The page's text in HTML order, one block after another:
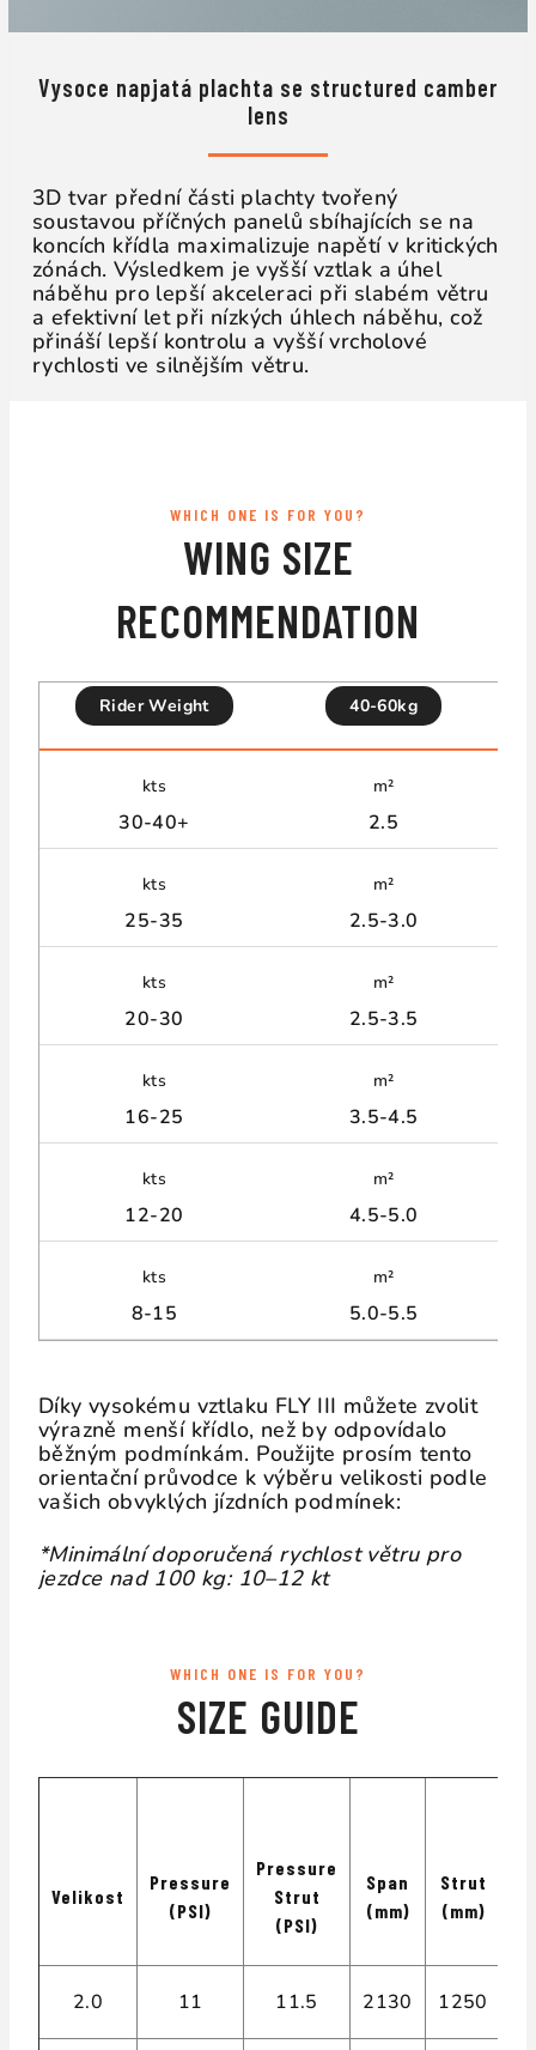
Vysoce napjatá plachta se structured camber
lens
3D tvar přední části plachty tvořený
soustavou příčných panelů sbíhajících se na
koncích křídla maximalizuje napětí v kritických
zónách. Výsledkem je vyšší vztlak a úhel
náběhu pro lepší akceleraci při slabém větru
a efektivní let při nízkých úhlech náběhu, což
přináší lepší kontrolu a vyšší vrcholové
rychlosti ve silnějším větru.
WHICH ONE IS FOR YOU?
WING SIZE
RECOMMENDATION
Rider Weight 40-60kg
kts
30-40+
m²
2.5
kts
25-35
m²
2.5-3.0
kts
20-30
m²
2.5-3.5
kts
16-25
m²
3.5-4.5
kts
12-20
m²
4.5-5.0
kts
8-15
m²
5.0-5.5
Díky vysokému vztlaku FLY III můžete zvolit
výrazně menší křídlo, než by odpovídalo
běžným podmínkám. Použijte prosím tento
orientační průvodce k výběru velikosti podle
vašich obvyklých jízdních podmínek:
*Minimální doporučená rychlost větru pro
jezdce nad 100 kg: 10–12 kt
WHICH ONE IS FOR YOU?
SIZE GUIDE
Velikost
Pressure
(PSI)
Pressure
Strut
(PSI)
Span
(mm)
Strut
(mm)
2.0 11 11.5 2130 1250